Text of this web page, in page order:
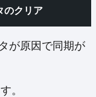
のクリア
が原因で同期が
。